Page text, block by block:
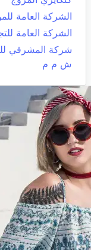
الشركة العامة
الشركة العامة
شركة المشرقي
ش م م